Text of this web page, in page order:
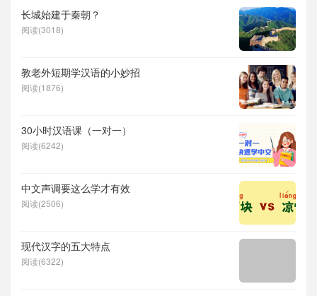
长城始建于秦朝？
阅读(3018)
教老外短期学汉语的小妙招
阅读(1876)
30小时汉语课（一对一）
阅读(6242)
中文声调要这么学才有效
阅读(2506)
现代汉字的五大特点
阅读(6322)